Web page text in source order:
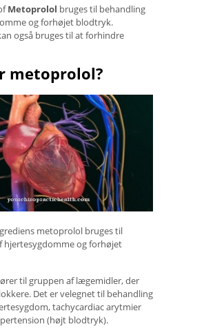
Metoprolol bruges til behandling
og forhøjet blodtryk.
også bruges til at forhindre
metoprolol?
metoprolol bruges til
hjertesygdomme og forhøjet
til gruppen af ​​lægemidler, der
Det er velegnet til behandling
tachycardiac arytmier
(højt blodtryk).